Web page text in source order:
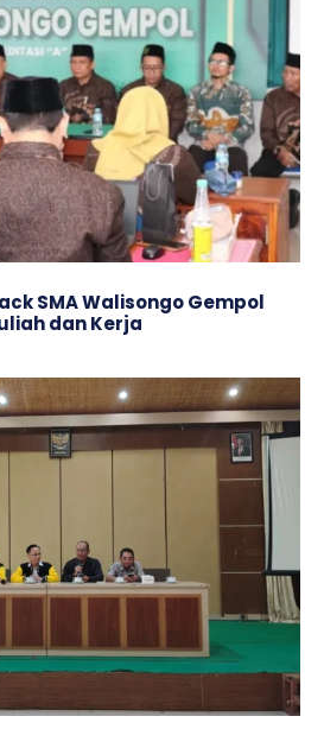
SMA Walisongo Gempol
dan Kerja